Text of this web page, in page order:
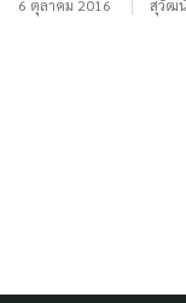
6 ตุลาคม 2016 สุวัฒ